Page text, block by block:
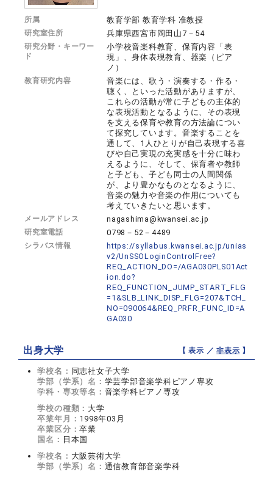
所属 教育学部 教育学科 准教授
研究室住所 兵庫県西宮市岡田山7－54
研究分野・キーワー
ド
小学校音楽科教育、保育内容「表
現」、身体表現教育、器楽（ピア
ノ）
教育研究内容
音楽には、歌う・演奏する・作る・
聴く、といった活動がありますが、
これらの活動が常に子どもの主体的
な表現活動となるように、その表現
を支える保育や教育の方法論につい
て探究しています。音楽することを
通して、1人ひとりが自己表現する喜
びや自己実現の充実感を十分に味わ
えるように、そして、保育者や教師
と子ども、子ども同士の人間関係
が、より豊かなものとなるように、
音楽の魅力や音楽の作用についても
考えていきたいと思います。
メールアドレス nagashima@kwansei.ac.jp
研究室電話 0798－52－4489
シラバス情報
https://syllabus.kwansei.ac.jp/unias
v2/UnSSOLoginControlFree?
REQ_ACTION_DO=/AGA030PLS01Act
ion.do?
REQ_FUNCTION_JUMP_START_FLG
=1&SLB_LINK_DISP_FLG=207&TCH_
NO=090064&REQ_PRFR_FUNC_ID=A
GA030
出身大学 【 表示 ／非表示 】
学校名： 同志社女子大学
学部（学系）名： 学芸学部音楽学科ピアノ専攻
学科・専攻等名： 音楽学科ピアノ専攻
学校の種類： 大学
卒業年月： 1998年03月
卒業区分：卒業
国名： 日本国
学校名： 大阪芸術大学
学部（学系）名： 通信教育部音楽学科